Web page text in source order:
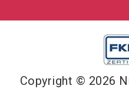
Copyright © 2026